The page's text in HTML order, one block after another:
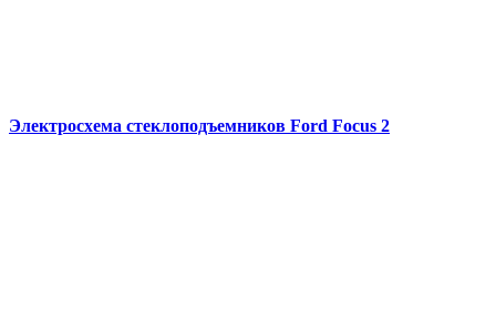
Электросхема стеклоподъемников Ford Focus 2